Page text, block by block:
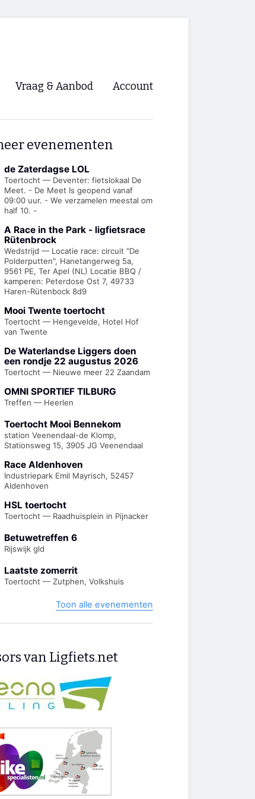
🡺
🡺
Vraag & Aanbod Account
Registreren
evenementen
de Zaterdagse LOL
Toertocht — Deventer: fietslokaal De
Meet. - De Meet Is geopend vanaf
09:00 uur. - We verzamelen meestal om
half 10. -
A Race in the Park - ligfietsrace
Rütenbrock
Wedstrijd — Locatie race: circuit "De
Polderputten", Hanetangerweg 5a,
9561 PE, Ter Apel (NL) Locatie BBQ /
kamperen: Peterdose Ost 7, 49733
Haren-Rütenbock 8d9
Mooi Twente toertocht
Toertocht — Hengevelde, Hotel Hof
van Twente
De Waterlandse Liggers doen
een rondje 22 augustus 2026
Toertocht — Nieuwe meer 22 Zaandam
OMNI SPORTIEF TILBURG
Treffen — Heerlen
Toertocht Mooi Bennekom
station Veenendaal-de Klomp,
Stationsweg 15, 3905 JG Veenendaal
Race Aldenhoven
Industriepark Emil Mayrisch, 52457
Aldenhoven
HSL toertocht
Toertocht — Raadhuisplein in Pijnacker
Betuwetreffen 6
Rijswijk gld
Laatste zomerrit
Toertocht — Zutphen, Volkshuis
Toon alle evenementen
van Ligfiets.net